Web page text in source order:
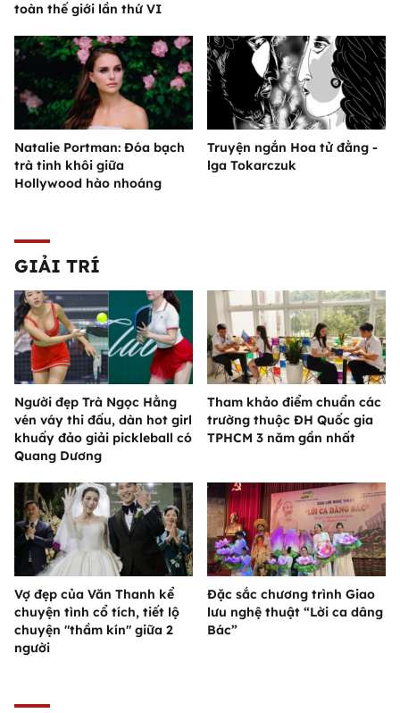
toàn thế giới lần thứ VI
Natalie Portman: Đóa bạch
trà tinh khôi giữa
Hollywood hào nhoáng
Truyện ngắn Hoa tử đằng -
lga Tokarczuk
GIẢI TRÍ
Người đẹp Trà Ngọc Hằng
vén váy thi đấu, dàn hot girl
khuấy đảo giải pickleball có
Quang Dương
Tham khảo điểm chuẩn các
trường thuộc ĐH Quốc gia
TPHCM 3 năm gần nhất
Vợ đẹp của Văn Thanh kể
chuyện tình cổ tích, tiết lộ
chuyện "thầm kín" giữa 2
người
Đặc sắc chương trình Giao
lưu nghệ thuật “Lời ca dâng
Bác”